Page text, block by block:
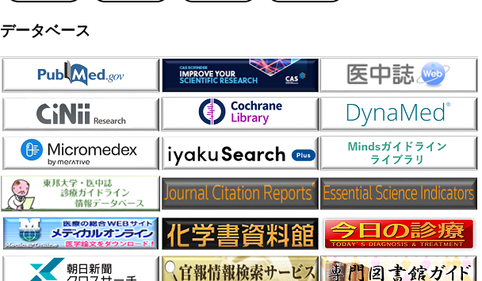
データベース